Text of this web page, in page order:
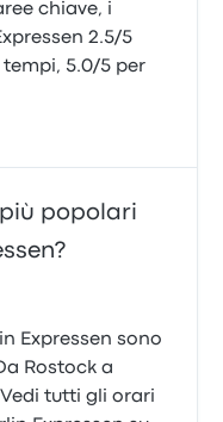
chiave, i
2.5/5
5.0/5 per
popolari
Expressen sono
Rostock a
tutti gli orari